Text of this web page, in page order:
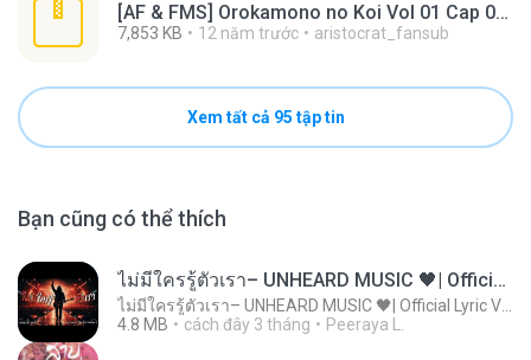
[AF & FMS] Orokamono no Koi Vol 01 Cap 03.5.rar
7,853 KB 12 năm trước aristocrat_fansub
Xem tất cả 95 tập tin
Bạn cũng có thể thích
ไม่มีใครรู้ตัวเรา– UNHEARD MUSIC 🖤| Official Lyric Video | เพลงสู้ชีวิต
4.8 MB
cách đây 3 tháng Peeraya L.